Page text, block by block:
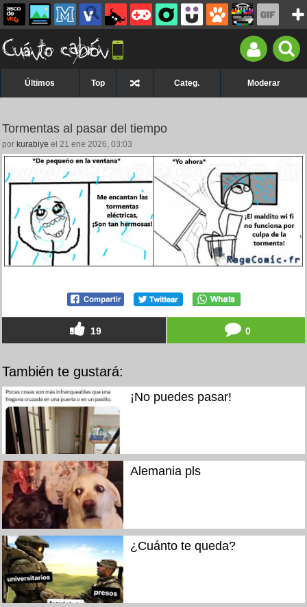
Últimos Top Categ. Moderar
Tormentas al pasar del tiempo
por kurabiye el 21 ene 2026, 03:03
19 0
También te gustará:
¡No puedes pasar!
Alemania pls
¿Cuánto te queda?